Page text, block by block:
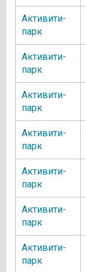
Активити-
парк
Активити-
парк
Активити-
парк
Активити-
парк
Активити-
парк
Активити-
парк
Активити-
парк